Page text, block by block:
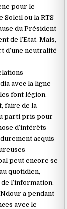
pour le
Soleil ou la RTS
du Président
de l’Etat. Mais,
d’une neutralité
avec la ligne
font légion.
faire de la
parti pris pour
d’intérêts
acquis
peut encore se
quotidien,
l’information.
a pendant
avec le